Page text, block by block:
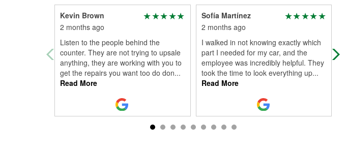
Kevin Brown
2 months ago
Listen to the people behind the
counter. They are not trying to upsale
anything, they are working with you to
get the repairs you want too do don...
Read More
Sofía Martínez
2 months ago
I walked in not knowing exactly which
part I needed for my car, and the
employee was incredibly helpful. They
took the time to look everything up...
Read More